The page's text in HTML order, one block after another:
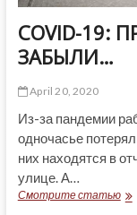
COVID-19:
ЗАБЫЛИ…
April 20, 2020
Из-за пандемии
одночасье
них находятся в
улице. А…
Смотрите статью